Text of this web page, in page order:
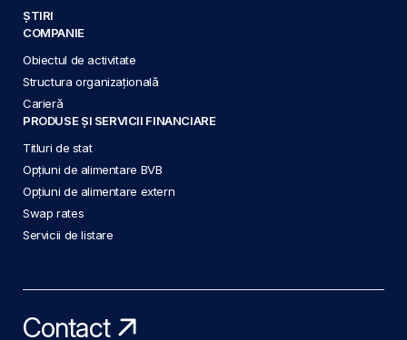
ȘTIRI
COMPANIE
Obiectul de activitate
Structura organizațională
Carieră
PRODUSE ȘI SERVICII FINANCIARE
Titluri de stat
Opțiuni de alimentare BVB
Opțiuni de alimentare extern
Swap rates
Servicii de listare
Contact